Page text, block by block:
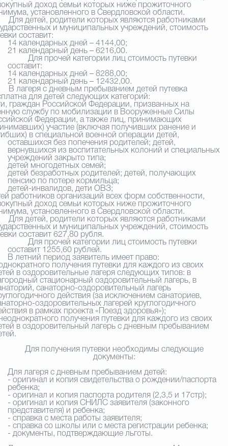
доход семьи которых ниже прожиточного
установленного в Свердловской области.
детей, родители которых являются работниками
и муниципальных учреждений, стоимость
составит:
14 календарных дней – 4144,00;
21 календарный день – 6216,00.
Для прочей категории лиц стоимость путевки
составит:
14 календарных дней – 8288,00;
21 календарный день – 12432,00.
с дневным пребыванием детей путевка
для детей следующих категорий:
граждан Российской Федерации, призванных на
службу по мобилизации в Вооруженные Силы
Федерации, а также лиц, принимающих
участие (включая получивших ранение и
в специальной военной операции детей,
оставшихся без попечения родителей; детей,
вернувшихся из воспитательных колоний и специальных
учреждений закрыто типа;
детей многодетных семей;
детей безработных родителей; детей, получающих
пенсию по потере кормильца;
детей-инвалидов, дети ОВЗ;
работников организаций всех форм собственности,
доход семьи которых ниже прожиточного
установленного в Свердловской области.
детей, родители которых являются работниками
и муниципальных учреждений, стоимость
составит 627,80 рубля.
Для прочей категории лиц стоимость путевки
составит 1255,60 рублей.
В летний период заявитель имеет право:
получения путевки для каждого из своих
в оздоровительные лагеря следующих типов: в
стационарный оздоровительный лагерь, в
санаторно-оздоровительный лагерь
действия (за исключением санаториев,
оздоровительных лагерей круглогодичного
в рамках проекта «Поезд здоровья»);
получения путевки для каждого из своих
в оздоровительный лагерь с дневным пребыванием
Для получения путевки необходимы следующие
документы:
Для лагеря с дневным пребыванием детей:
- оригинал и копия свидетельства о рождении/паспорта
ребенка;
- оригинал и копия паспорта родителя (2,3,5 и 17стр);
- оригинал и копия СНИЛС заявителя (законного
представителя) и ребенка;
- справка с места работы заявителя;
- справка со школы или с места регистрации ребенка;
- документы, подтверждающие льготы.